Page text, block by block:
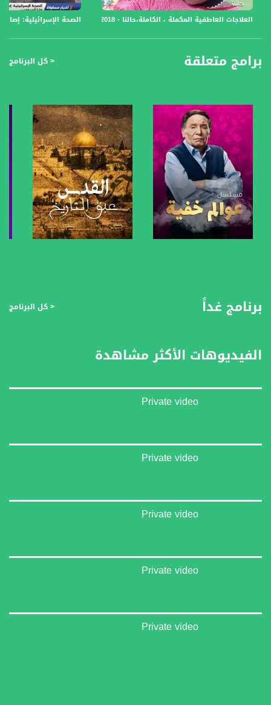
الصحة الإسرائيلية: إصابات العلاجات العاطفية المكملة ، الكاملة،حالنا - 9.5.2018 ،قناة مساواة الفضائية
برامج متعلقة < كل البرنامج
برنامج غداً < كل البرنامج
الفيديوهات الأكثر مشاهدة
Private video
Private video
Private video
Private video
Private video